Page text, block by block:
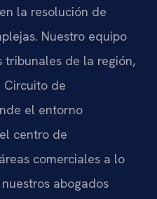
la resolución de
Nuestro equipo
de la región,
de
el entorno
centro de
comerciales a lo
abogados